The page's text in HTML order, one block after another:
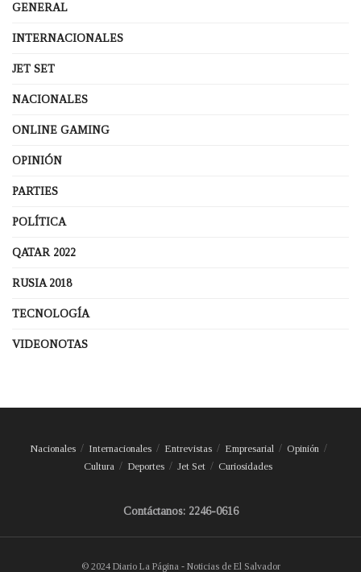
GENERAL
INTERNACIONALES
JET SET
NACIONALES
ONLINE GAMING
OPINIÓN
PARTIES
POLÍTICA
QATAR 2022
RUSIA 2018
TECNOLOGÍA
VIDEONOTAS
Nacionales Internacionales Entrevistas Empresarial
Opinión
Cultura
Deportes Jet Set Curiosidades
Contáctanos: 2246-0616
© 2024 Diario La Página - Noticias de El Salvador